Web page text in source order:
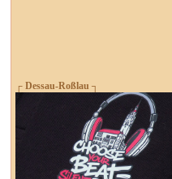
┌ Dessau-Roßlau ┐